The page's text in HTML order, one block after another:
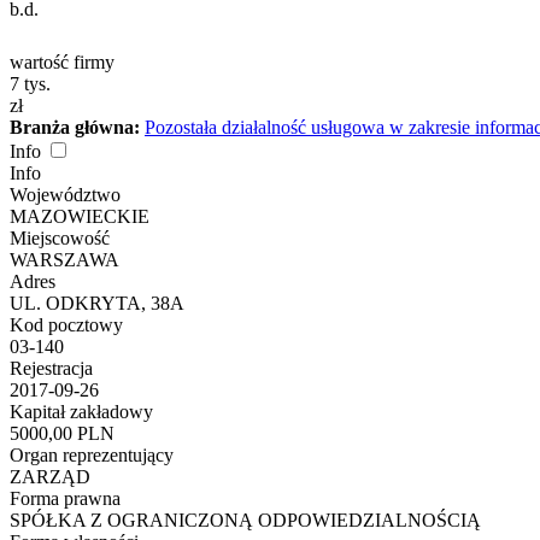
b.d.
wartość firmy
7 tys.
zł
Branża główna: Pozostała działalność usługowa w zakresie
Info
Info
Województwo
MAZOWIECKIE
Miejscowość
WARSZAWA
Adres
UL. ODKRYTA, 38A
Kod pocztowy
03-140
Rejestracja
2017-09-26
Kapitał zakładowy
5000,00 PLN
Organ reprezentujący
ZARZĄD
Forma prawna
SPÓŁKA Z OGRANICZONĄ ODPOWIEDZIALNOŚCIĄ